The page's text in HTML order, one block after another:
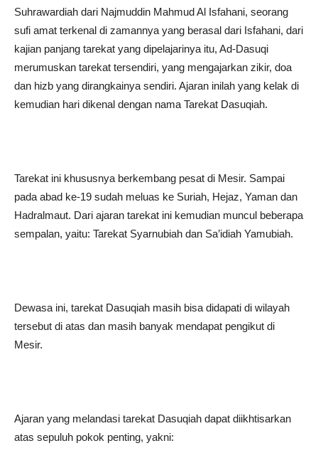
Suhrawardiah dari Najmuddin Mahmud Al Isfahani, seorang
sufi amat terkenal di zamannya yang berasal dari Isfahani, dari
kajian panjang tarekat yang dipelajarinya itu, Ad-Dasuqi
merumuskan tarekat tersendiri, yang mengajarkan zikir, doa
dan hizb yang dirangkainya sendiri. Ajaran inilah yang kelak di
kemudian hari dikenal dengan nama Tarekat Dasuqiah.
Tarekat ini khususnya berkembang pesat di Mesir. Sampai
pada abad ke-19 sudah meluas ke Suriah, Hejaz, Yaman dan
Hadralmaut. Dari ajaran tarekat ini kemudian muncul beberapa
sempalan, yaitu: Tarekat Syarnubiah dan Sa’idiah Yamubiah.
Dewasa ini, tarekat Dasuqiah masih bisa didapati di wilayah
tersebut di atas dan masih banyak mendapat pengikut di
Mesir.
Ajaran yang melandasi tarekat Dasuqiah dapat diikhtisarkan
atas sepuluh pokok penting, yakni: